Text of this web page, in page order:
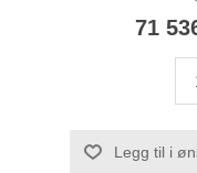
71
Legg til i